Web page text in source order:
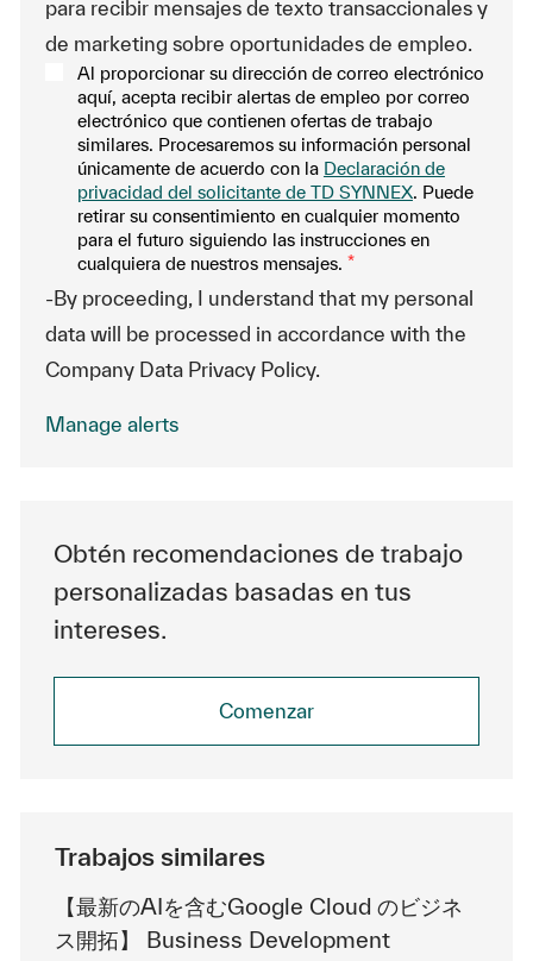
para recibir mensajes de texto transaccionales y
de marketing sobre oportunidades de empleo.
Al proporcionar su dirección de correo electrónico
aquí, acepta recibir alertas de empleo por correo
electrónico que contienen ofertas de trabajo
similares. Procesaremos su información personal
únicamente de acuerdo con la Declaración de
privacidad del solicitante de TD SYNNEX. Puede
retirar su consentimiento en cualquier momento
para el futuro siguiendo las instrucciones en
cualquiera de nuestros mensajes. *
-By proceeding, I understand that my personal
data will be processed in accordance with the
Company Data Privacy Policy.
Manage alerts
Obtén recomendaciones de trabajo
personalizadas basadas en tus
intereses.
Comenzar
Trabajos similares
【最新のAIを含むGoogle Cloud のビジネ
ス開拓】 Business Development